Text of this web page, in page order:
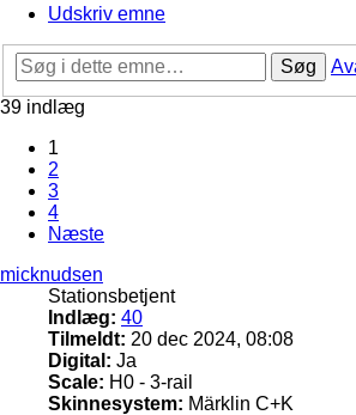
Udskriv emne
Søg
39 indlæg
1
2
3
4
Næste
micknudsen
Stationsbetjent
Indlæg: 40
Tilmeldt: 20 dec 2024, 08:08
Digital: Ja
Scale: H0 - 3-rail
Skinnesystem: Märklin C+K